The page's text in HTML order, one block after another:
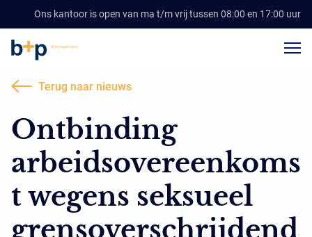
Ons kantoor is open van ma t/m vrij tussen 08:00 en 17:00 uur
Terug naar nieuws
Ontbinding
arbeidsovereenkoms
t wegens seksueel
grensoverschrijdend